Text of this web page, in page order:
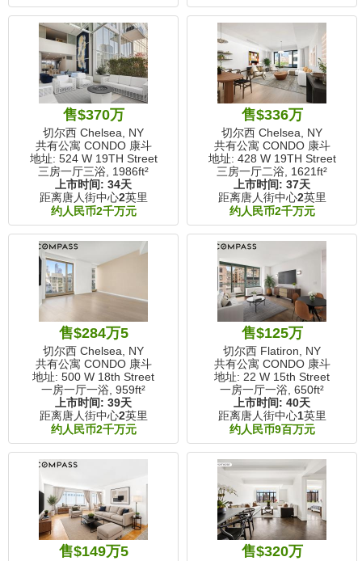
售$370万
切尔西 Chelsea, NY
共有公寓 CONDO 康斗
地址: 524 W 19TH Street
三房一厅三浴, 1986ft²
上市时间: 34天
距离唐人街中心2英里
约人民币2千万元
售$336万
切尔西 Chelsea, NY
共有公寓 CONDO 康斗
地址: 428 W 19TH Street
三房一厅二浴, 1621ft²
上市时间: 37天
距离唐人街中心2英里
约人民币2千万元
售$284万5
切尔西 Chelsea, NY
共有公寓 CONDO 康斗
地址: 500 W 18th Street
一房一厅一浴, 959ft²
上市时间: 39天
距离唐人街中心2英里
约人民币2千万元
售$125万
切尔西 Flatiron, NY
共有公寓 CONDO 康斗
地址: 22 W 15th Street
一房一厅一浴, 650ft²
上市时间: 40天
距离唐人街中心1英里
约人民币9百万元
售$149万5 售$320万